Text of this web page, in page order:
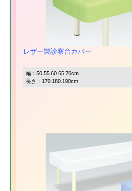
レザー製診察台カバー
幅：50.55.60.65.70cm
長さ：170.180.190cm